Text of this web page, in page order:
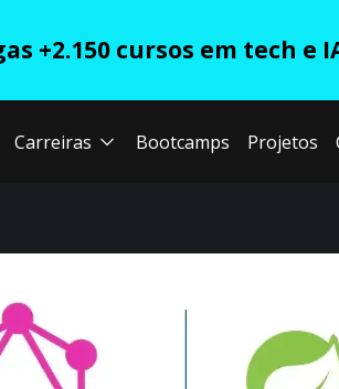
+2.150 cursos em tech e
Carreiras Bootcamps Projetos